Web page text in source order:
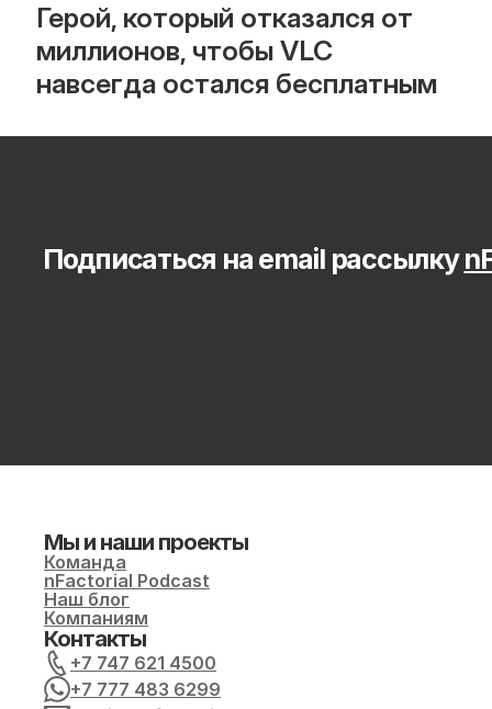
Герой, который отказался от
миллионов, чтобы VLC
навсегда остался бесплатным
Подписаться на email рассылку
Мы и наши проекты
Команда
nFactorial Podcast
Наш блог
Компаниям
Контакты
+7 747 621 4500
+7 777 483 6299